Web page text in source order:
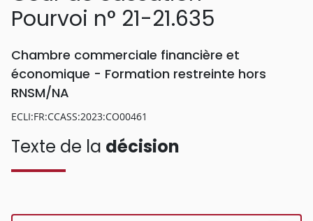
Pourvoi n° 21-21.635
Chambre commerciale financière et
économique - Formation restreinte hors
RNSM/NA
ECLI:FR:CCASS:2023:CO00461
Texte de la décision